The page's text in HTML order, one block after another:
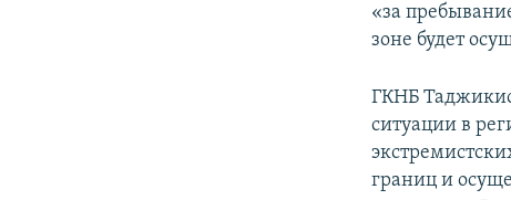
«за
зоне будет
ГКНБ
ситуации в
границ и